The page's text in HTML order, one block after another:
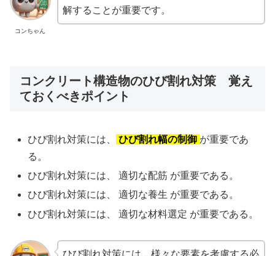
コンちゃん
解することが重要です。
コンクリート構造物のひび割れ対策 覚え
ておくべきポイント
ひび割れ対策には、 ひび割れ幅の制御 が重要であ
る。
ひび割れ対策には、 適切な配筋 が重要である。
ひび割れ対策には、 適切な養生 が重要である。
ひび割れ対策には、 適切な材料選定 が重要である。